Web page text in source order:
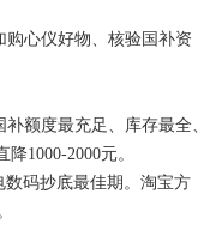
心仪好物、核验国补资
额度最充足、库存最全、
1000-2000元。
码抄底最佳期。淘宝方